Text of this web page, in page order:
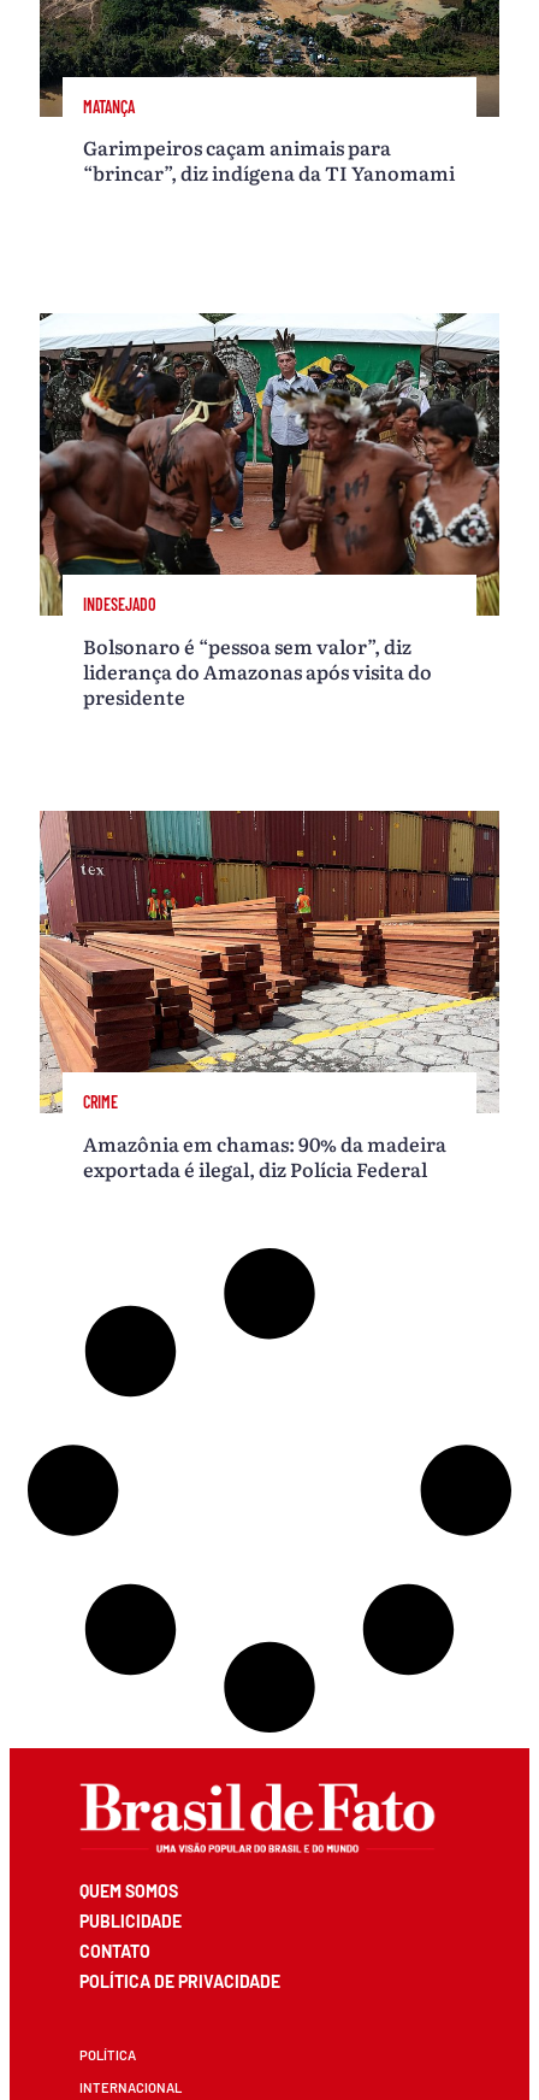
MATANÇA
Garimpeiros caçam animais para
“brincar”, diz indígena da TI Yanomami
INDESEJADO
Bolsonaro é “pessoa sem valor”, diz
liderança do Amazonas após visita do
presidente
CRIME
Amazônia em chamas: 90% da madeira
exportada é ilegal, diz Polícia Federal
QUEM SOMOS
PUBLICIDADE
CONTATO
POLÍTICA DE PRIVACIDADE
POLÍTICA
INTERNACIONAL